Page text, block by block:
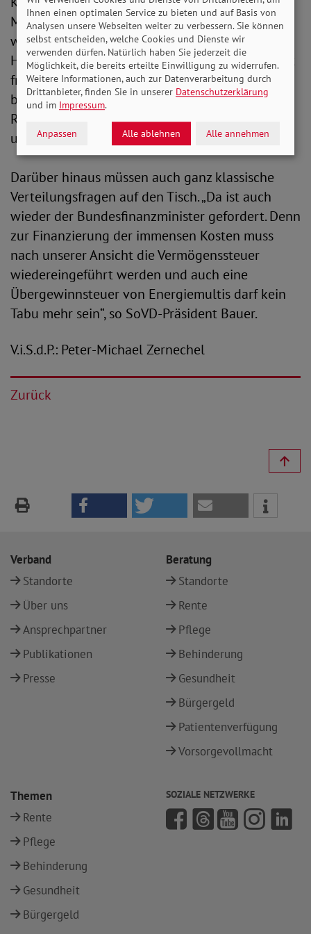
Mieter, das sicherstellt, dass niemand gekündigt
werden darf, der wegen stark gestiegener
Heizkosten seine Nebenkostenabrechnung nicht
fristgerecht bezahlen kann. Grundsätzlich
benötigen wir außerdem die Erhöhung der
Regelsätze in der Grundsicherung und
umgehend eine Kindergrundsicherung.“
Darüber hinaus müssen auch ganz klassische
Verteilungsfragen auf den Tisch. „Da ist auch
wieder der Bundesfinanzminister gefordert. Denn
zur Finanzierung der immensen Kosten muss
nach unserer Ansicht die Vermögenssteuer
wiedereingeführt werden und auch eine
Übergewinnsteuer von Energiemultis darf kein
Tabu mehr sein“, so SoVD-Präsident Bauer.
V.i.S.d.P.: Peter-Michael Zernechel
Zurück
Verband
Standorte
Über uns
Ansprechpartner
Publikationen
Presse
Beratung
Standorte
Rente
Pflege
Behinderung
Gesundheit
Bürgergeld
Patientenverfügung
Vorsorgevollmacht
Themen
Rente
Pflege
Behinderung
Gesundheit
Bürgergeld
SOZIALE NETZWERKE
Ihnen einen optimalen Service zu bieten und auf Basis von
Analysen unsere Webseiten weiter zu verbessern. Sie können
selbst entscheiden, welche Cookies und Dienste wir
verwenden dürfen. Natürlich haben Sie jederzeit die
Möglichkeit, die bereits erteilte Einwilligung zu widerrufen.
Weitere Informationen, auch zur Datenverarbeitung durch
Drittanbieter, finden Sie in unserer Datenschutzerklärung
und im Impressum.
Anpassen Alle ablehnen Alle annehmen